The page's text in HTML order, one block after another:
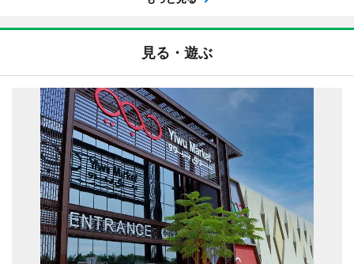
見る・遊ぶ